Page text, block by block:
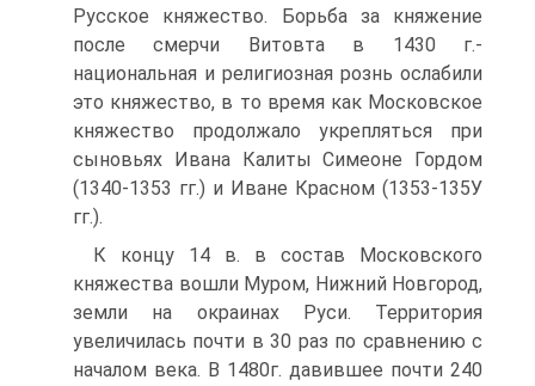
Русское княжество. Борьба за княжение
после смерчи Витовта в 1430 г.-
национальная и религиозная рознь ослабили
это княжество, в то время как Московское
княжество продолжало укрепляться при
сыновьях Ивана Калиты Симеоне Гордом
(1340-1353 гг.) и Иване Красном (1353-135У
гг.).
К концу 14 в. в состав Московского
княжества вошли Муром, Нижний Новгород,
земли на окраинах Руси. Территория
увеличилась почти в 30 раз по сравнению с
началом века. В 1480г. давившее почти 240